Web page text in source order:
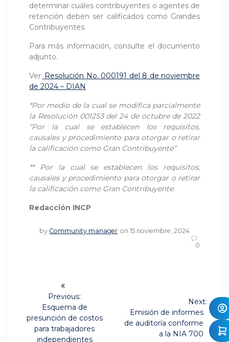
determinar cuáles contribuyentes o agentes de
retención deben ser calificados como Grandes
Contribuyentes.
Para más información, consulte el documento
adjunto.
Ver: Resolución No. 000191 del 8 de noviembre
de 2024 – DIAN
*Por medio de la cual se modifica parcialmente
la Resolución 001253 del 24 de octubre de 2022
“Por la cual se establecen los requisitos,
causales y procedimiento para otorgar o retirar
la calificación como Gran Contribuyente”
** Por la cual se establecen los requisitos,
causales y procedimiento para otorgar o retirar
la calificación como Gran Contribuyente.
Redacción INCP
by Community manager on 15 noviembre, 2024
0
Navegación
entradas
Previous:
Previous
post:
Esquema de
presunción de costos
para trabajadores
independientes
Next:
Next
post:
Emisión de informes
de auditoría conforme
a la NIA 700